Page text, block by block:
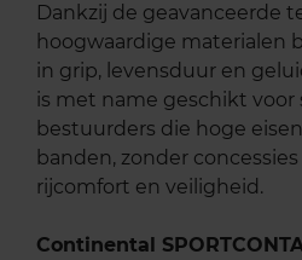
Dankzij de geavanceerde
hoogwaardige materialen
in grip, levensduur en
is met name geschikt voor
bestuurders die hoge
banden, zonder
rijcomfort en veiligheid.
Continental